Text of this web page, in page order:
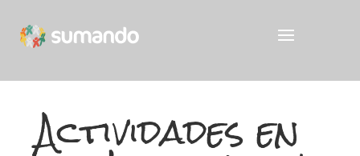
Actividades en